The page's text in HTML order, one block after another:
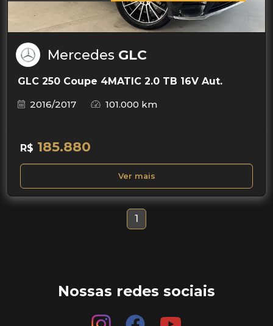
Mercedes GLC
GLC 250 Coupe 4MATIC 2.0 TB 16V Aut.
2016/2017
101.000 km
R$ 185.880
Ver mais
1
Nossas redes sociais